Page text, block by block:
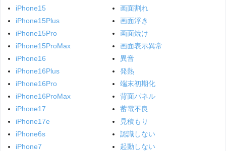
iPhone15
iPhone15Plus
iPhone15Pro
iPhone15ProMax
iPhone16
iPhone16Plus
iPhone16Pro
iPhone16ProMax
iPhone17
iPhone17e
iPhone6s
iPhone7
画面割れ
画面浮き
画面焼け
画面表示異常
異音
発熱
端末初期化
背面パネル
蓄電不良
見積もり
認識しない
起動しない